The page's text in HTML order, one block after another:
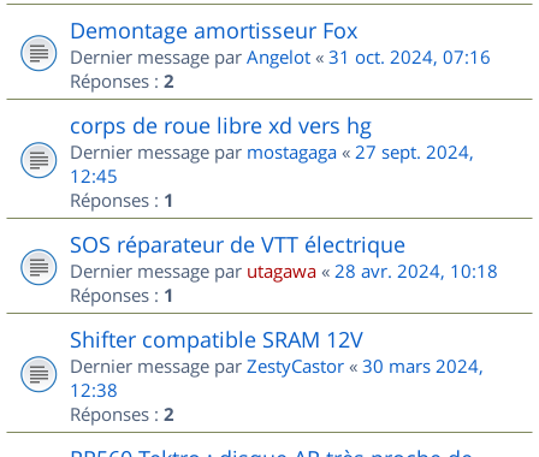
Demontage amortisseur Fox
Dernier message par Angelot « 31 oct. 2024, 07:16
Réponses : 2
corps de roue libre xd vers hg
Dernier message par mostagaga « 27 sept. 2024,
12:45
Réponses : 1
SOS réparateur de VTT électrique
Dernier message par utagawa « 28 avr. 2024, 10:18
Réponses : 1
Shifter compatible SRAM 12V
Dernier message par ZestyCastor « 30 mars 2024,
12:38
Réponses : 2